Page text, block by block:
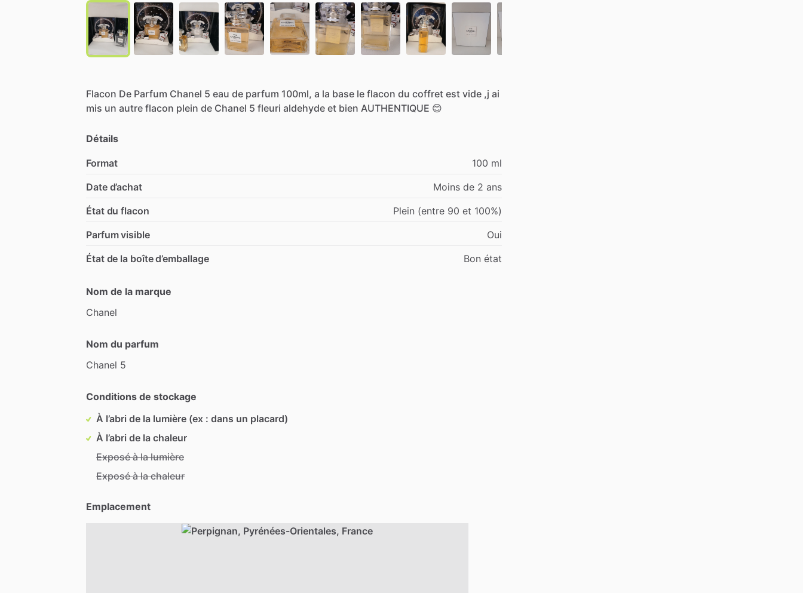
Flacon De Parfum Chanel 5 eau de parfum 100ml, a la base le flacon du coffret est vide ,j ai
mis un autre flacon plein de Chanel 5 fleuri aldehyde et bien AUTHENTIQUE 😊
Détails
Format
100 ml
Date d’achat
Moins de 2 ans
État du flacon
Plein (entre 90 et 100%)
Parfum visible
Oui
État de la boîte d’emballage
Bon état
Nom de la marque
Chanel
Nom du parfum
Chanel 5
Conditions de stockage
À l’abri de la lumière (ex : dans un placard)
À l’abri de la chaleur
Exposé à la lumière
Exposé à la chaleur
Emplacement